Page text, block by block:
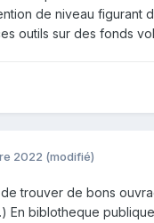
de niveau figurant
outils sur des fonds
2022 (modifié)
trouver de bons
En biblotheque